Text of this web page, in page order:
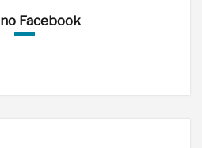
Facebook